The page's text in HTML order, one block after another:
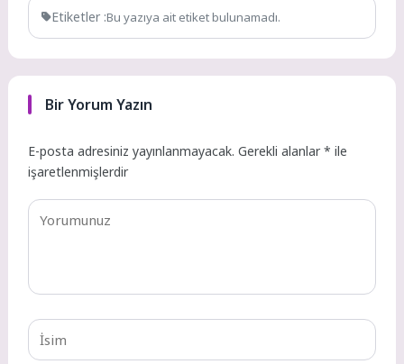
Etiketler :Bu yazıya ait etiket bulunamadı.
Bir Yorum Yazın
E-posta adresiniz yayınlanmayacak. Gerekli alanlar* ile
işaretlenmişlerdir